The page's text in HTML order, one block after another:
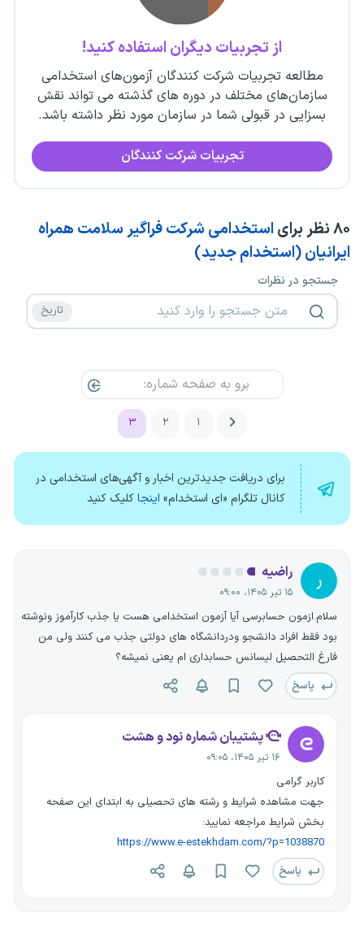
از تجربیات دیگران استفاده کنید!
مطالعه تجربیات شرکت کنندگان آزمون‌های استخدامی
سازمان‌های مختلف در دوره های گذشته می تواند نقش
بسزایی در قبولی شما در سازمان مورد نظر داشته باشد.
تجربیات شرکت کنندگان
۸۰نظر برای استخدامی شرکت فراگیر سلامت همراه
ایرانیان (استخدام جدید)
جستجو در نظرات
۱ ۲ ۳
برای دریافت جدیدترین اخبار و آگهی‌های استخدامی در
کانال تلگرام «ای استخدام» اینجاکلیک کنید
ر راضیه
۱۵ تیر ۱۴۰۵، ۰۹:۰۰
سلام.ازمون حسابرسی آیا آزمون استخدامی هست یا جذب کارآموز ونوشته
بود فقط افراد دانشجو ودردانشگاه های دولتی جذب می کنند ولی من
فارغ التحصیل لیسانس حسابداری ام یعنی نمیشه؟
پاسخ
پشتیبان شماره نود و هشت
۱۶ تیر ۱۴۰۵، ۰۹:۰۵
کاربر گرامی
جهت مشاهده شرایط و رشته های تحصیلی به ابتدای این صفحه
بخش شرایط مراجعه نمایید:
https://www.e-estekhdam.com/?p=1038870
پاسخ